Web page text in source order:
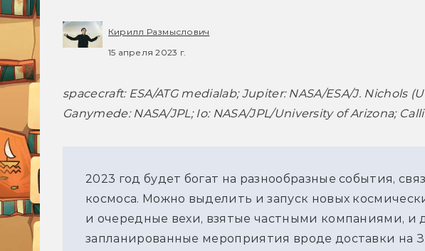
Кирилл Размыслович
15 апреля 2023 г.
spacecraft: ESA/ATG medialab; Jupiter: NASA/ESA/J. Nichols
Ganymede: NASA/JPL; Io: NASA/JPL/University of Arizona;
2023 год будет богат на разнообразные события,
космоса. Можно выделить и запуск новых
и очередные вехи, взятые частными компаниями, и
запланированные мероприятия вроде доставки на